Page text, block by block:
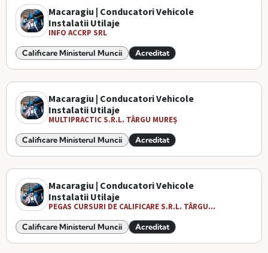
Macaragiu | Conducatori Vehicole
Instalatii Utilaje
INFO ACCRP SRL
Calificare Ministerul Muncii Acreditat
Macaragiu | Conducatori Vehicole
Instalatii Utilaje
MULTIPRACTIC S.R.L. TÂRGU MUREȘ
Calificare Ministerul Muncii Acreditat
Macaragiu | Conducatori Vehicole
Instalatii Utilaje
PEGAS CURSURI DE CALIFICARE S.R.L. TÂRGU...
Calificare Ministerul Muncii Acreditat